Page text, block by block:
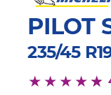
PILOT
235/45